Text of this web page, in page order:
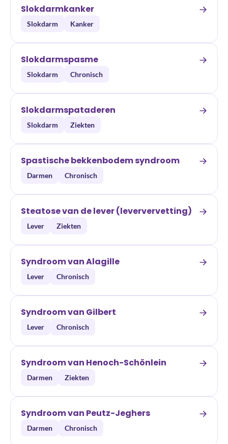
Slokdarmkanker
Slokdarm Kanker
Slokdarmspasme
Slokdarm Chronisch
Slokdarmspataderen
Slokdarm Ziekten
Spastische bekkenbodem syndroom
Darmen Chronisch
Steatose van de lever (leververvetting)
Lever Ziekten
Syndroom van Alagille
Lever Chronisch
Syndroom van Gilbert
Lever Chronisch
Syndroom van Henoch-Schönlein
Darmen Ziekten
Syndroom van Peutz-Jeghers
Darmen Chronisch